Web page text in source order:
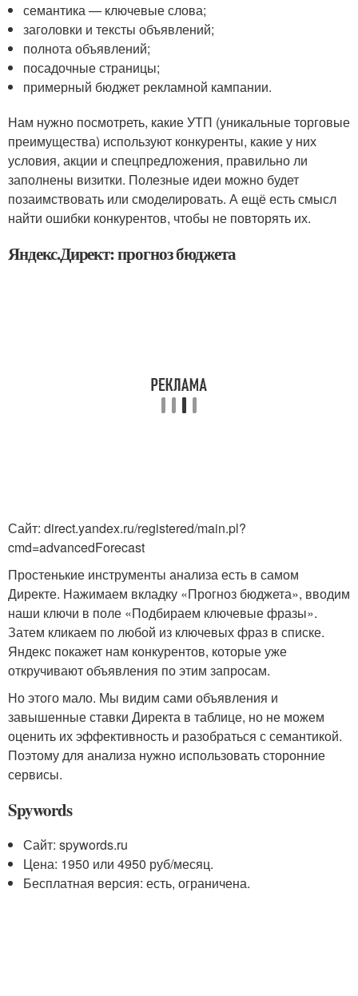
семантика — ключевые слова;
заголовки и тексты объявлений;
полнота объявлений;
посадочные страницы;
примерный бюджет рекламной кампании.
Нам нужно посмотреть, какие УТП (уникальные торговые
преимущества) используют конкуренты, какие у них
условия, акции и спецпредложения, правильно ли
заполнены визитки. Полезные идеи можно будет
позаимствовать или смоделировать. А ещё есть смысл
найти ошибки конкурентов, чтобы не повторять их.
Яндекс.Директ: прогноз бюджета
Сайт: direct.yandex.ru/registered/main.pl?
cmd=advancedForecast
Простенькие инструменты анализа есть в самом
Директе. Нажимаем вкладку «Прогноз бюджета», вводим
наши ключи в поле «Подбираем ключевые фразы».
Затем кликаем по любой из ключевых фраз в списке.
Яндекс покажет нам конкурентов, которые уже
откручивают объявления по этим запросам.
Но этого мало. Мы видим сами объявления и
завышенные ставки Директа в таблице, но не можем
оценить их эффективность и разобраться с семантикой.
Поэтому для анализа нужно использовать сторонние
сервисы.
Spywords
Сайт: spywords.ru
Цена: 1950 или 4950 руб/месяц.
Бесплатная версия: есть, ограничена.